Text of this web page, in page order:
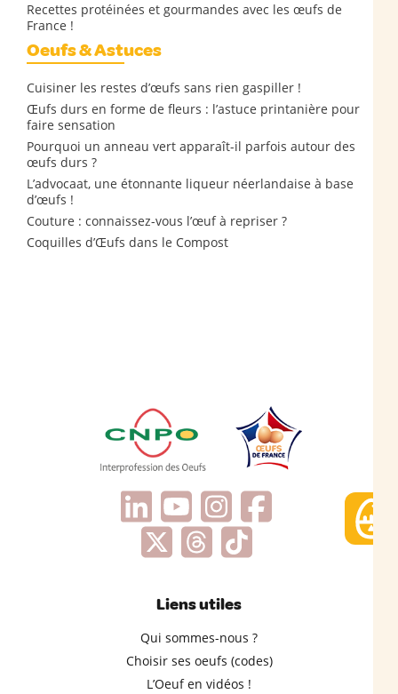
Recettes protéinées et gourmandes avec les œufs de
France !
Oeufs & Astuces
Cuisiner les restes d’œufs sans rien gaspiller !
Œufs durs en forme de fleurs : l’astuce printanière pour
faire sensation
Pourquoi un anneau vert apparaît-il parfois autour des
œufs durs ?
L’advocaat, une étonnante liqueur néerlandaise à base
d’œufs !
Couture : connaissez-vous l’œuf à repriser ?
Coquilles d’Œufs dans le Compost
Liens utiles
Qui sommes-nous ?
Choisir ses oeufs (codes)
L’Oeuf en vidéos !